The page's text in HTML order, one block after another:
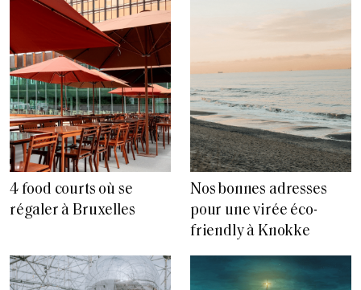
4 food courts où se
régaler à Bruxelles
Nos bonnes adresses
pour une virée éco-
friendly à Knokke